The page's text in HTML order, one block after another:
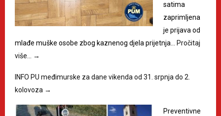
satima
zaprimljena
je prijava od
mlađe muške osobe zbog kaznenog djela prijetnja… Pročitaj
više… →
INFO PU međimurske za dane vikenda od 31. srpnja do 2.
kolovoza →
Preventivne